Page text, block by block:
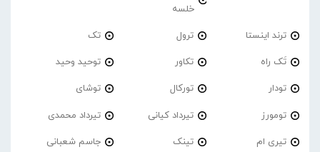
خلسه
ترند اینستا ترول تک
تَک راه تکاور توحید وحید
تودار تورکال توشای
تومورز تیرداد کیانی تیرداد محمدی
تیری ام تینک جاسم شعبانی